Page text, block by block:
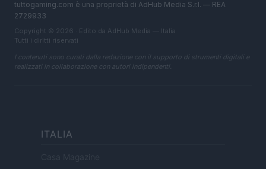
tuttogaming.com è una proprietà di AdHub Media S.r.l. — REA
2729933
Copyright © 2026 · Edito da AdHub Media — Italia
Tutti i diritti riservati
I contenuti sono curati dalla redazione con il supporto di strumenti digitali e
realizzati in collaborazione con autori indipendenti.
ITALIA
Casa Magazine